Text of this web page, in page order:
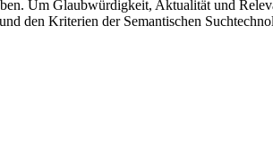
Um Glaubwürdigkeit, Aktualität und
den Kriterien der Semantischen